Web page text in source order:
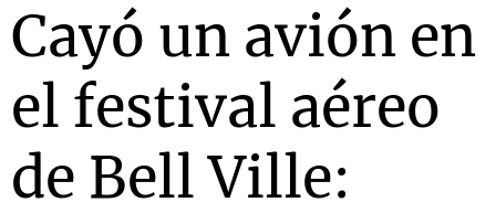
Cayó un avión en
el festival aéreo
de Bell Ville: